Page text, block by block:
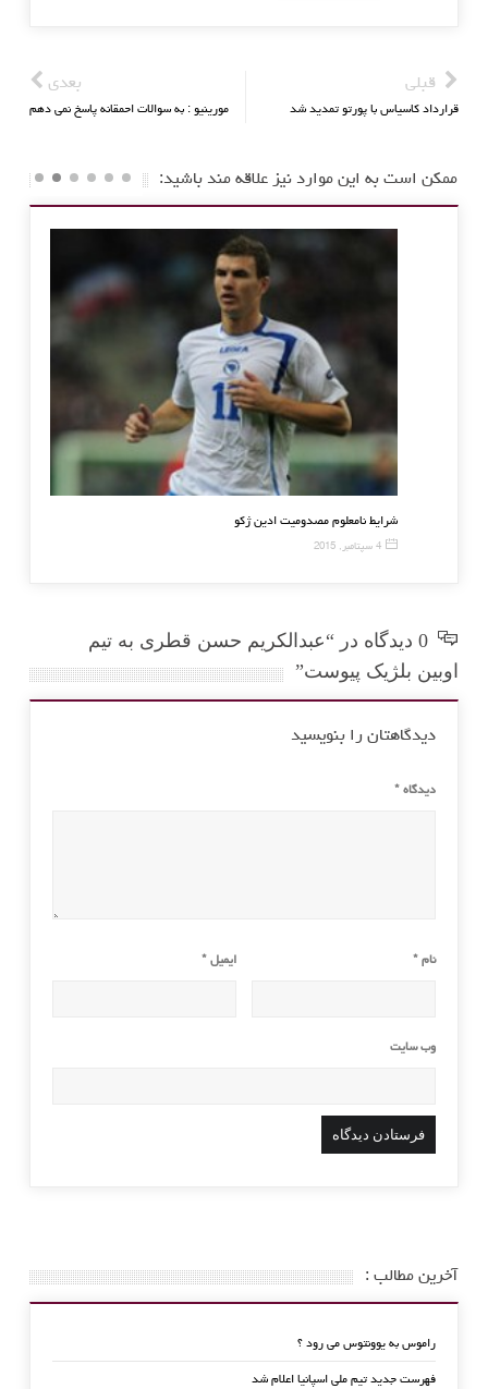
قبلی
قرارداد کاسیاس با پورتو تمدید شد
بعدی
مورینیو : به سوالات احمقانه پاسخ نمی دهم
ممکن است به این موارد نیز علاقه مند باشید:
بن حسین دوباره نامزد ریاست فیفا می شود
0 دیدگاه در “عبدالکریم حسن قطری به تیم
اوبین بلژیک پیوست”
دیدگاهتان را بنویسید
دیدگاه *
نام * ایمیل*
وب‌ سایت
آخرین مطالب :
راموس به یوونتوس می رود ؟
فهرست جدید تیم ملی اسپانیا اعلام شد